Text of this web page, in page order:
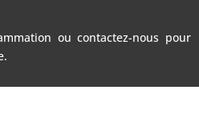
ou contactez-nous pour